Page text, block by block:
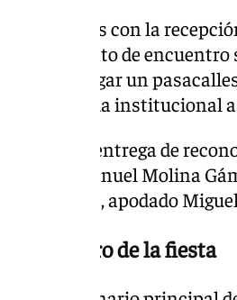
18.00 horas con la
un punto de
tendrá lugar un
la bienvenida institucional
la entrega de
José Manuel Molina
Amores, apodado
epicentro de la fiesta